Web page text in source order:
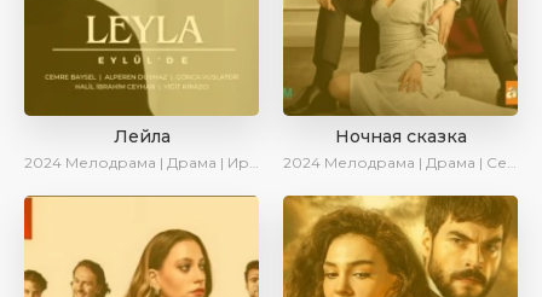
Лейла
2024 Мелодрама | Драма | Ирина Котова | AveTurk | AlisaDirilis | Сериалы 2024
Ночная сказка
2024 Мелодрама | Драма | Сериалы 2024